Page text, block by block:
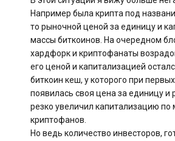
Например была крипта под
то рыночной ценой за единицу и
массы биткоинов. На очередном
хардфорк и криптофанаты
его ценой и капитализацией
биткоин кеш, у которого при
появилась своя цена за единицу и
резко увеличил капитализацию по
криптофанов.
Но ведь количество инвесторов,